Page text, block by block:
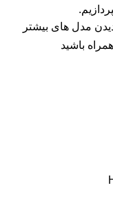
مدل های بیشتر
باشید